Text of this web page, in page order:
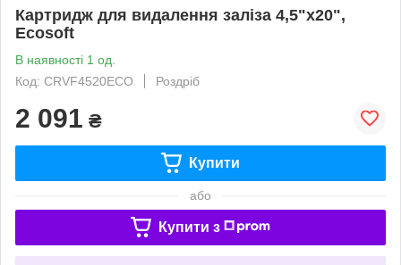
Картридж для видалення заліза 4,5"х20",
Ecosoft
В наявності 1 од.
Код: CRVF4520ECO
Роздріб
2 091 ₴
Купити
або
Купити з